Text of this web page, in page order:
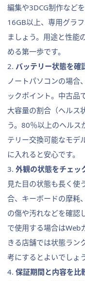
編集や3DCG制作など
16GB以上、専用グラ
ましょう。用途と性能
める第一歩です。
2. バッテリー状態を確
ノートパソコンの場合
ックポイント。中古品
大容量の割合（ヘルス
う。80％以上のヘルス
テリー交換可能なモデ
に入れると安心です。
3. 外観の状態をチェッ
見た目の状態も長く使
合、キーボードの摩耗
の傷や汚れなどを確認
で使用する場合はWeb
きる店舗では状態ラン
考にするとよいでしょう
4. 保証期間と内容を比